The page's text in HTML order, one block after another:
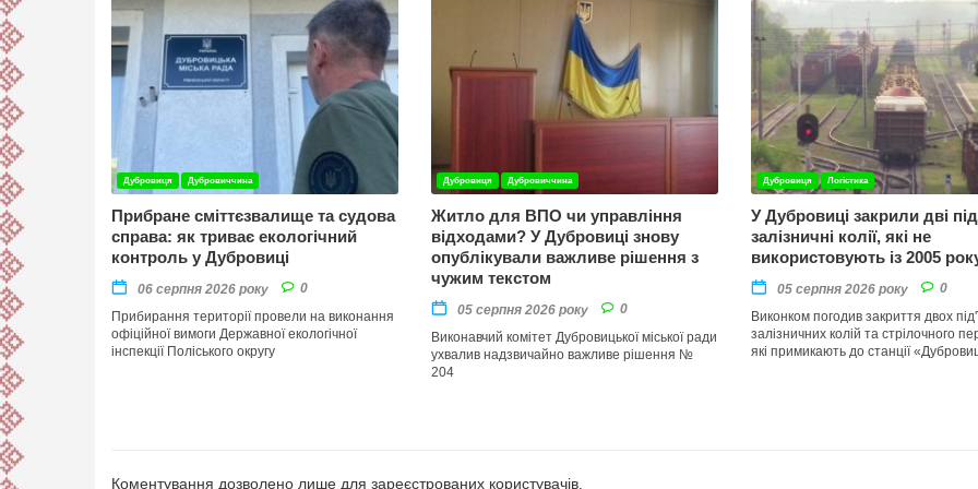
Дубровиця Дубровиччина
Прибране сміттєзвалище та судова
справа: як триває екологічний
контроль у Дубровиці
06 серпня 2026 року
0
Прибирання території провели на виконання
офіційної вимоги Державної екологічної
інспекції Поліського округу
Дубровиця Дубровиччина
Житло для ВПО чи управління
відходами? У Дубровиці знову
опублікували важливе рішення з
чужим текстом
05 серпня 2026 року
0
Виконавчий комітет Дубровицької міської ради
ухвалив надзвичайно важливе рішення №
204
Дубровиця Логістика
У Дубровиці закрили дві
залізничні колії, які не
використовують із 2005
05 серпня 2026 року
0
Виконком погодив закриття двох
залізничних колій та стрілочного
які примикають до станції
Коментування дозволено лише для зареєстрованих користувачів.